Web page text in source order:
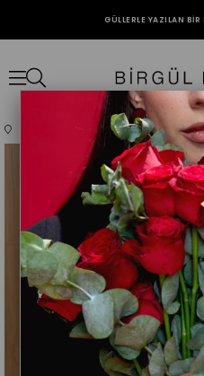
GÜLLERLE YAZILAN
Giyim Alt Giyim